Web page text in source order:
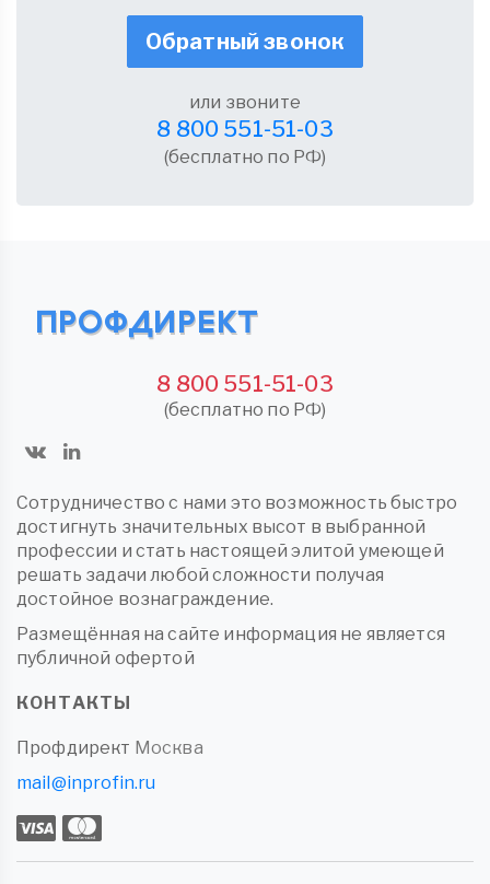
Обратный звонок
или звоните
8 800 551-51-03
(бесплатно по РФ)
8 800 551-51-03
(бесплатно по РФ)
Сотрудничество с нами это возможность быстро
достигнуть значительных высот в выбранной
профессии и стать настоящей элитой умеющей
решать задачи любой сложности получая
достойное вознаграждение.
Размещённая на сайте информация не является
публичной офертой
КОНТАКТЫ
Профдирект Москва
mail@inprofin.ru